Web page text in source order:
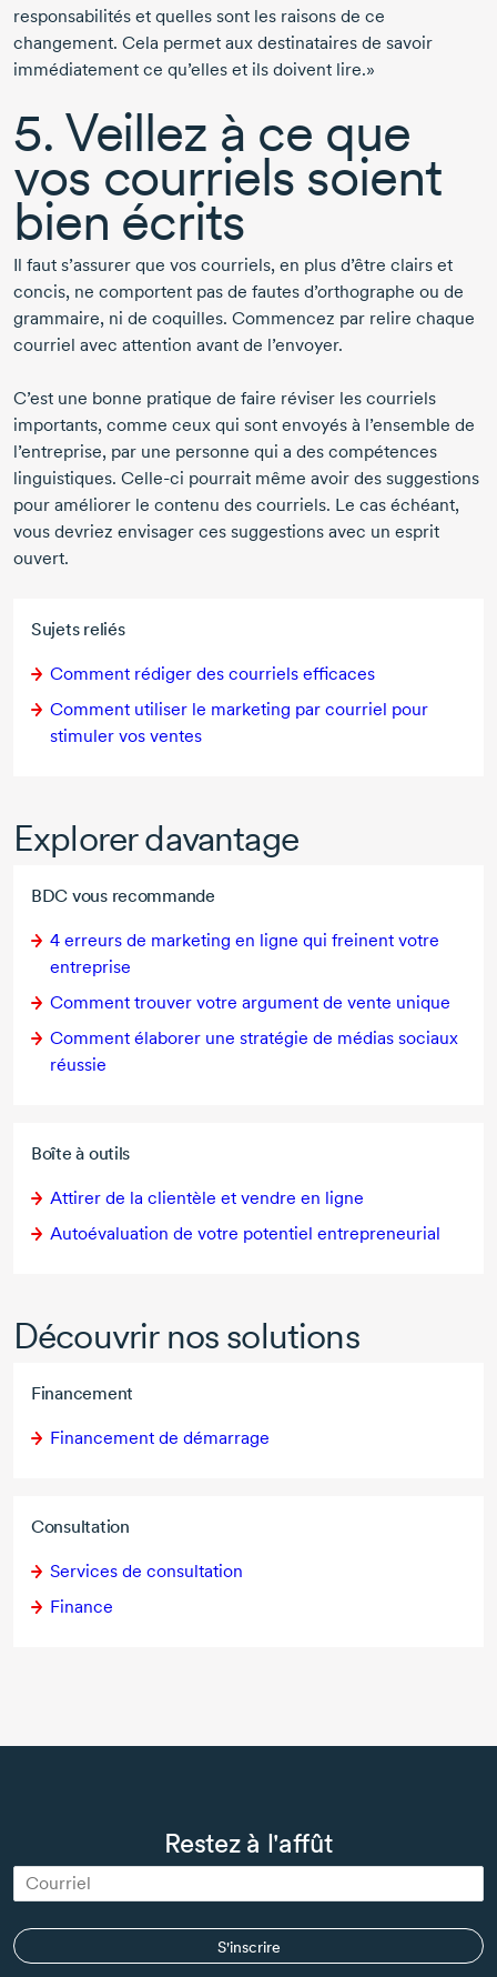
Sujets reliés
Comment rédiger des courriels efficaces
Comment utiliser le marketing par courriel pour
stimuler vos ventes
responsabilités et quelles sont les raisons de ce
changement. Cela permet aux destinataires de savoir
immédiatement ce qu’elles et ils doivent lire.»
5. Veillez à ce que
vos courriels soient
bien écrits
Il faut s’assurer que vos courriels, en plus d’être clairs et
concis, ne comportent pas de fautes d’orthographe ou de
grammaire, ni de coquilles. Commencez par relire chaque
courriel avec attention avant de l’envoyer.
C’est une bonne pratique de faire réviser les courriels
importants, comme ceux qui sont envoyés à l’ensemble de
l’entreprise, par une personne qui a des compétences
linguistiques. Celle-ci pourrait même avoir des suggestions
pour améliorer le contenu des courriels. Le cas échéant,
vous devriez envisager ces suggestions avec un esprit
ouvert.
Explorer davantage
BDC vous recommande
4 erreurs de marketing en ligne qui freinent votre
entreprise
Comment trouver votre argument de vente unique
Comment élaborer une stratégie de médias sociaux
réussie
Boîte à outils
Attirer de la clientèle et vendre en ligne
Autoévaluation de votre potentiel entrepreneurial
Découvrir nos solutions
Financement
Financement de démarrage
Consultation
Services de consultation
Finance
Restez à l'affût
S'inscrire